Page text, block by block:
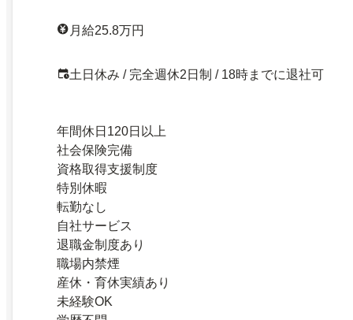
月給25.8万円
土日休み / 完全週休2日制 / 18時までに退社可
年間休日120日以上
社会保険完備
資格取得支援制度
特別休暇
転勤なし
自社サービス
退職金制度あり
職場内禁煙
産休・育休実績あり
未経験OK